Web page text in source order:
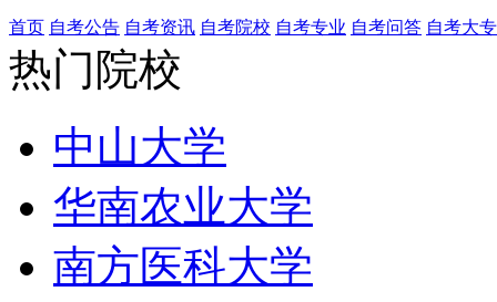
首页 自考公告 自考资讯 自考院校 自考专业 自考问答 自考大专
热门院校
中山大学
华南农业大学
南方医科大学